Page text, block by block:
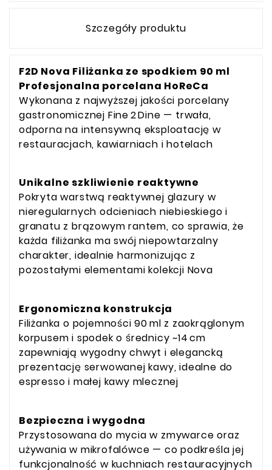
Szczegóły produktu
F2D Nova Filiżanka ze spodkiem 90 ml
Profesjonalna porcelana HoReCa
Wykonana z najwyższej jakości porcelany
gastronomicznej Fine 2 Dine — trwała,
odporna na intensywną eksploatację w
restauracjach, kawiarniach i hotelach
Unikalne szkliwienie reaktywne
Pokryta warstwą reaktywnej glazury w
nieregularnych odcieniach niebieskiego i
granatu z brązowym rantem, co sprawia, że
każda filiżanka ma swój niepowtarzalny
charakter, idealnie harmonizując z
pozostałymi elementami kolekcji Nova
Ergonomiczna konstrukcja
Filiżanka o pojemności 90 ml z zaokrąglonym
korpusem i spodek o średnicy ~14 cm
zapewniają wygodny chwyt i elegancką
prezentację serwowanej kawy, idealne do
espresso i małej kawy mlecznej
Bezpieczna i wygodna
Przystosowana do mycia w zmywarce oraz
używania w mikrofalówce — co podkreśla jej
funkcjonalność w kuchniach restauracyjnych